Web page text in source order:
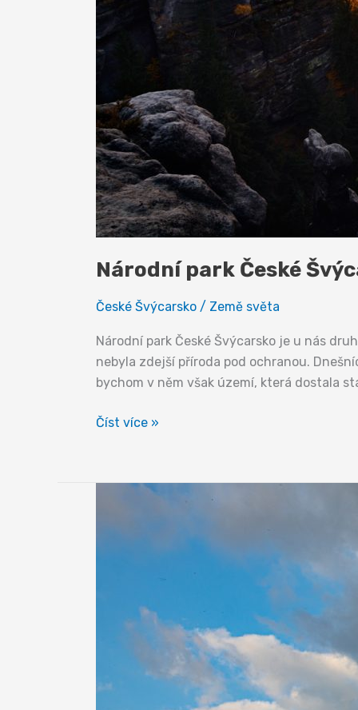
Národní park České
České Švýcarsko / Země světa
Národní park České Švýcarsko je u nás
nebyla zdejší příroda pod ochranou.
bychom v něm však území, která dostala
Národní
Švýcarsko
Číst více »